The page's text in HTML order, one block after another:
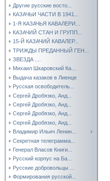
Другие русские восто...
КАЗАЧЬИ ЧАСТИ В 1941...
1-Я КАЗАЧЬЯ КАВАЛЕРИ...
КАЗАЧИЙ СТАН И ГРУПП...
15-Й КАЗАЧИЙ КАВАЛЕР...
ТРИЖДЫ ПРЕДАННЫЙ ГЕН...
ЗВЕЗДА ....
Михаил Шкаровский Ка...
Выдача казаков в Лиенце
Русская освободитель...
Сергей Дробязко, Анд...
Сергей Дробязко, Анд...
Сергей Дробязко, Анд...
Сергей Дробязко, Анд...
Владимир Ильич Ленин...
Секретная телеграмма...
Генерал Власов Книги...
Русский корпус на Ба...
Русские добровольцы ...
Формирования русской...